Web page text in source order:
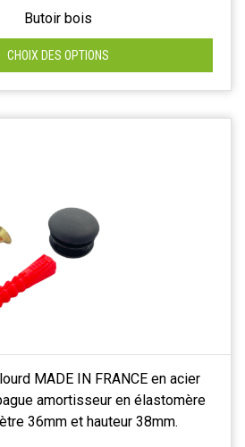
Butoir bois
CHOIX DES OPTIONS
MADE IN FRANCE en acier
amortisseur en élastomère
36mm et hauteur 38mm.